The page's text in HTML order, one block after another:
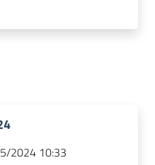
2024 10:33